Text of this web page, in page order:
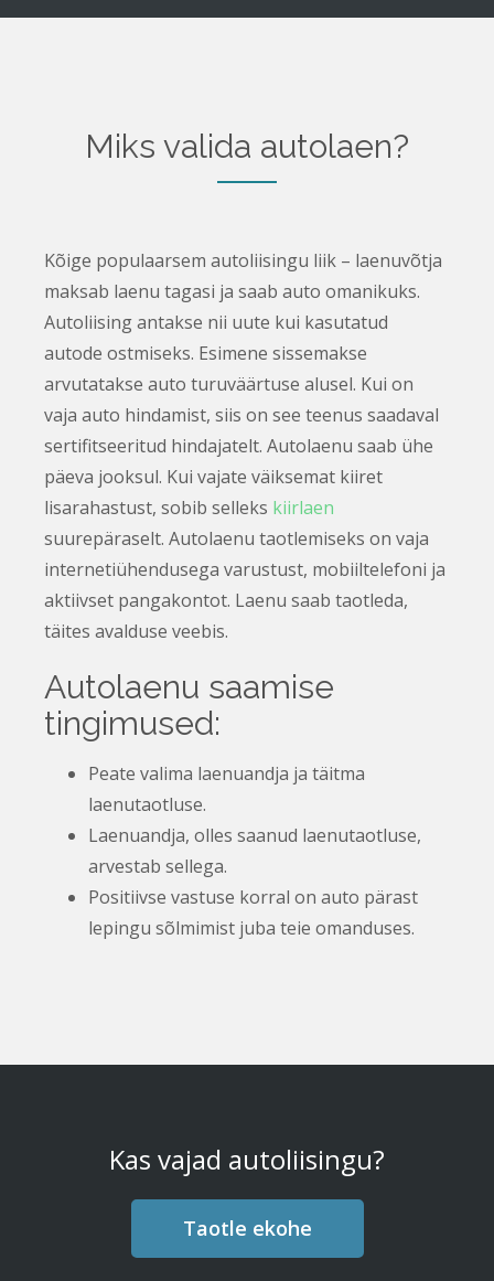
Miks valida autolaen?
Kõige populaarsem autoliisingu liik – laenuvõtja
maksab laenu tagasi ja saab auto omanikuks.
Autoliising antakse nii uute kui kasutatud
autode ostmiseks. Esimene sissemakse
arvutatakse auto turuväärtuse alusel. Kui on
vaja auto hindamist, siis on see teenus saadaval
sertifitseeritud hindajatelt. Autolaenu saab ühe
päeva jooksul. Kui vajate väiksemat kiiret
lisarahastust, sobib selleks kiirlaen
suurepäraselt. Autolaenu taotlemiseks on vaja
internetiühendusega varustust, mobiiltelefoni ja
aktiivset pangakontot. Laenu saab taotleda,
täites avalduse veebis.
Autolaenu saamise
tingimused:
Peate valima laenuandja ja täitma
laenutaotluse.
Laenuandja, olles saanud laenutaotluse,
arvestab sellega.
Positiivse vastuse korral on auto pärast
lepingu sõlmimist juba teie omanduses.
Kas vajad autoliisingu?
Taotle ekohe